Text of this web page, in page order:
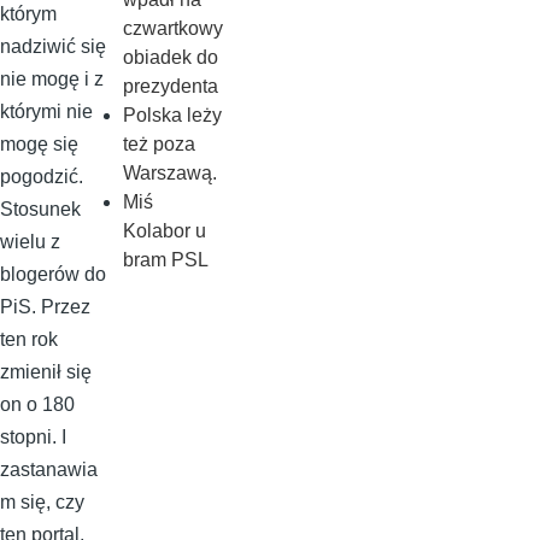
którym
nadziwić się
nie mogę i z
którymi nie
mogę się
pogodzić.
Stosunek
wielu z
blogerów do
PiS. Przez
ten rok
zmienił się
on o 180
stopni. I
zastanawia
m się, czy
ten portal,
czwartkowy
obiadek do
prezydenta
Polska leży
też poza
Warszawą.
Miś
Kolabor u
bram PSL